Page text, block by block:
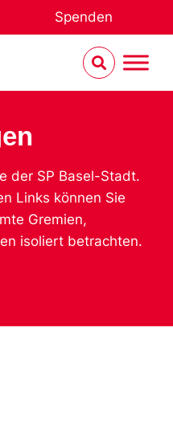
Spenden
der SP Basel-Stadt.
Links können Sie
Gremien,
isoliert betrachten.